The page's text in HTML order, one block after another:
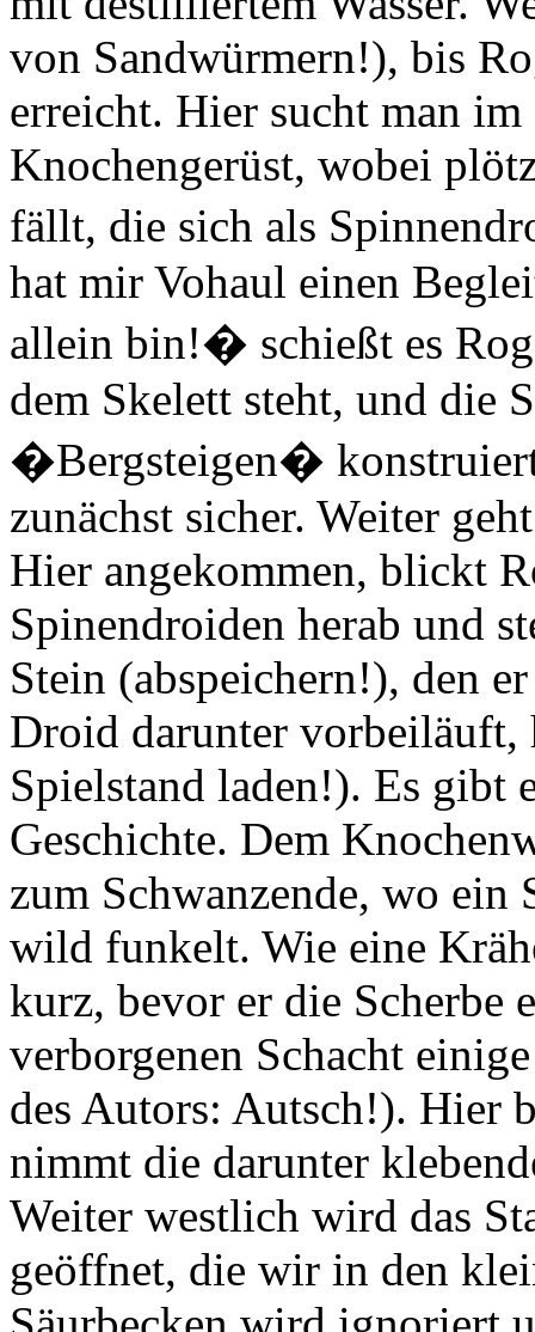
von Sandwürmern!), bis
erreicht. Hier sucht man
Knochengerüst, wobei
fällt, die sich als
hat mir Vohaul einen
allein bin!� schießt es
dem Skelett steht, und die
�Bergsteigen�
zunächst sicher. Weiter
Hier angekommen, blickt
Spinendroiden herab und
Stein (abspeichern!), den
Droid darunter
Spielstand laden!). Es gibt
Geschichte. Dem
zum Schwanzende, wo ein
wild funkelt. Wie eine
kurz, bevor er die Scherbe
verborgenen Schacht
des Autors: Autsch!). Hier
nimmt die darunter
Weiter westlich wird das
geöffnet, die wir in den